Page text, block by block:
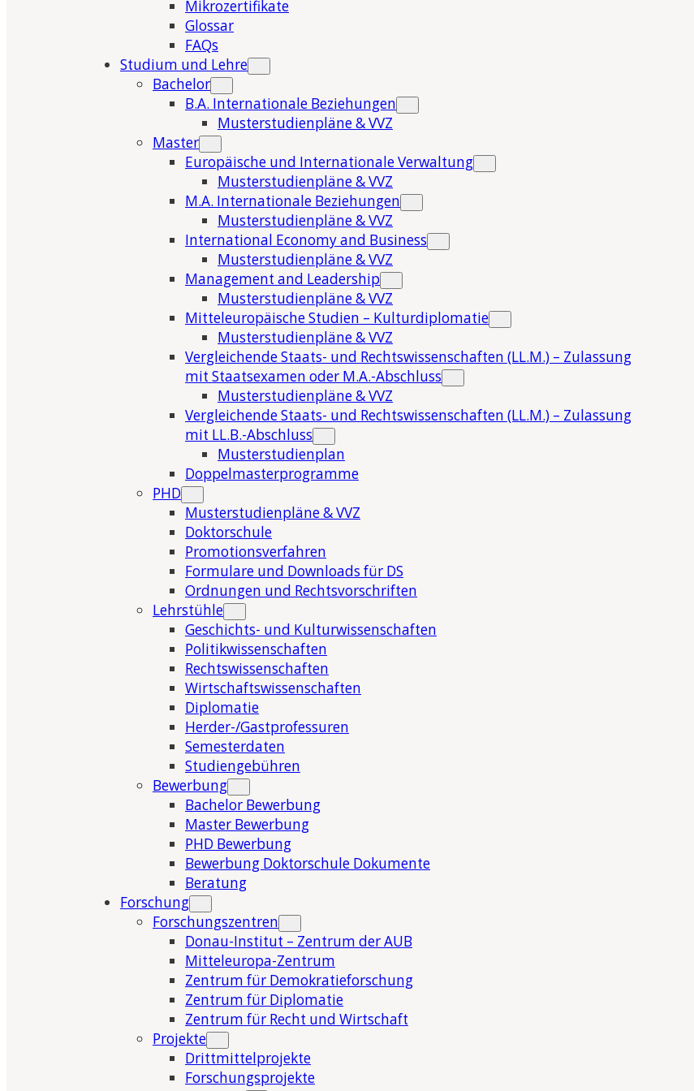
Mikrozertifikate
Glossar
FAQs
Studium und Lehre
Bachelor
B.A. Internationale Beziehungen
Musterstudienpläne & VVZ
Master
Europäische und Internationale Verwaltung
Musterstudienpläne & VVZ
M.A. Internationale Beziehungen
Musterstudienpläne & VVZ
International Economy and Business
Musterstudienpläne & VVZ
Management and Leadership
Musterstudienpläne & VVZ
Mitteleuropäische Studien – Kulturdiplomatie
Musterstudienpläne & VVZ
Vergleichende Staats- und Rechtswissenschaften (LL.M.) – Zulassung
mit Staatsexamen oder M.A.-Abschluss
Musterstudienpläne & VVZ
Vergleichende Staats- und Rechtswissenschaften (LL.M.) – Zulassung
mit LL.B.-Abschluss
Musterstudienplan
Doppelmasterprogramme
PHD
Musterstudienpläne & VVZ
Doktorschule
Promotionsverfahren
Formulare und Downloads für DS
Ordnungen und Rechtsvorschriften
Lehrstühle
Geschichts- und Kulturwissenschaften
Politikwissenschaften
Rechtswissenschaften
Wirtschaftswissenschaften
Diplomatie
Herder-/Gastprofessuren
Semesterdaten
Studiengebühren
Bewerbung
Bachelor Bewerbung
Master Bewerbung
PHD Bewerbung
Bewerbung Doktorschule Dokumente
Beratung
Forschung
Forschungszentren
Donau-Institut – Zentrum der AUB
Mitteleuropa-Zentrum
Zentrum für Demokratieforschung
Zentrum für Diplomatie
Zentrum für Recht und Wirtschaft
Projekte
Drittmittelprojekte
Forschungsprojekte